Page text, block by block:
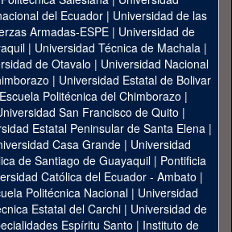
del Ecuador | Universidad de las
Armadas-ESPE | Universidad de
| Universidad Técnica de Machala|
de Otavalo | Universidad Nacional
| Universidad Estatal de Bolivar
Escuela Politécnica del Chimborazo |
San Francisco de Quito |
Estatal Peninsular de Santa Elena|
Casa Grande | Universidad
de Santiago de Guayaquil| Pontificia
Católica del Ecuador - Ambato |
Politécnica Nacional| Universidad
Estatal del Carchi| Universidad de
Espíritu Santo | Instituto de